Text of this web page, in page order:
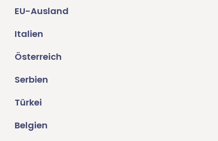
EU-Ausland
Italien
Österreich
Serbien
Türkei
Belgien